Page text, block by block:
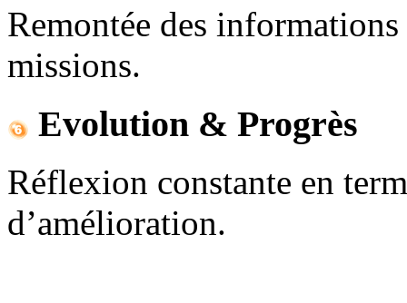
Remontée des
missions.
Evolution & Progrès
Réflexion constante en
d’amélioration.